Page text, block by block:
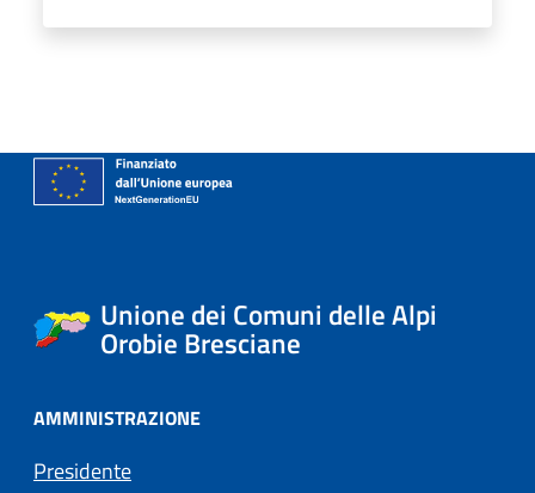
Unione dei Comuni delle Alpi
Orobie Bresciane
AMMINISTRAZIONE
Presidente